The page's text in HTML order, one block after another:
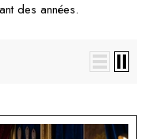
des années.